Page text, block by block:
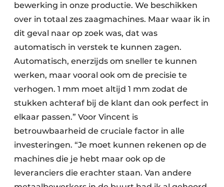
bewerking in onze productie. We beschikken
over in totaal zes zaagmachines. Maar waar ik in
dit geval naar op zoek was, dat was
automatisch in verstek te kunnen zagen.
Automatisch, enerzijds om sneller te kunnen
werken, maar vooral ook om de precisie te
verhogen. 1 mm moet altijd 1 mm zodat de
stukken achteraf bij de klant dan ook perfect in
elkaar passen.” Voor Vincent is
betrouwbaarheid de cruciale factor in alle
investeringen. “Je moet kunnen rekenen op de
machines die je hebt maar ook op de
leveranciers die erachter staan. Van andere